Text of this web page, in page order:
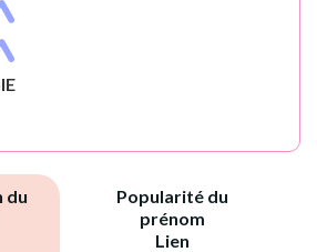
du
Popularité du
prénom
Lien